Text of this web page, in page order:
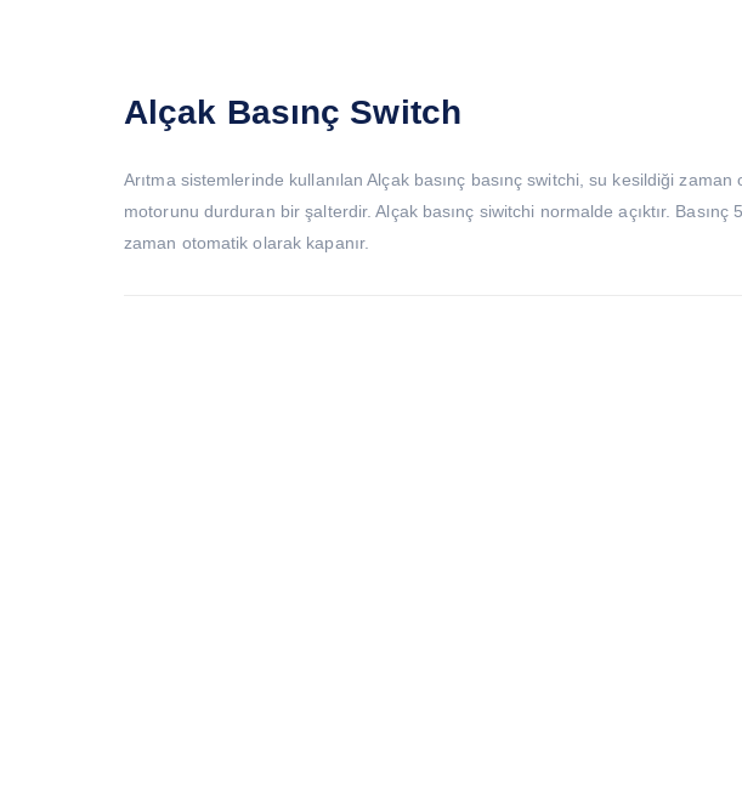
Alçak Basınç Switch
Arıtma sistemlerinde kullanılan Alçak basınç basınç switchi, su kesildiği
motorunu durduran bir şalterdir. Alçak basınç siwitchi normalde açıktır.
zaman otomatik olarak kapanır.